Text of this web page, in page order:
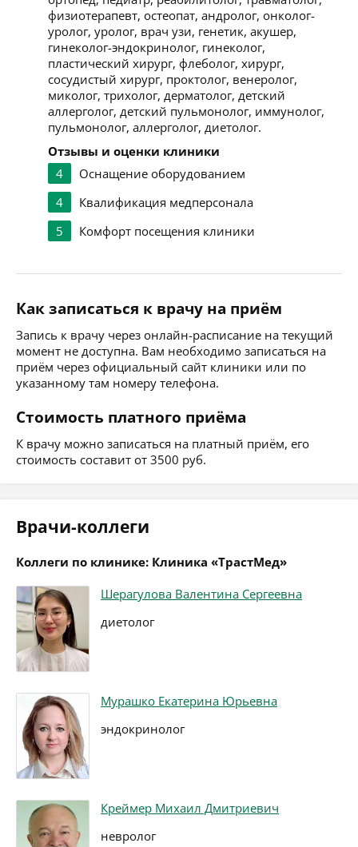
физиотерапевт, остеопат, андролог, онколог-
уролог, уролог, врач узи, генетик, акушер,
гинеколог-эндокринолог, гинеколог,
пластический хирург, флеболог, хирург,
сосудистый хирург, проктолог, венеролог,
миколог, трихолог, дерматолог, детский
аллерголог, детский пульмонолог, иммунолог,
пульмонолог, аллерголог, диетолог.
Отзывы и оценки клиники
4
Оснащение оборудованием
4
Квалификация медперсонала
5
Комфорт посещения клиники
Как записаться к врачу на приём
Запись к врачу через онлайн-расписание на текущий
момент не доступна. Вам необходимо записаться на
приём через официальный сайт клиники или по
указанному там номеру телефона.
Стоимость платного приёма
К врачу можно записаться на платный приём, его
стоимость составит от 3500 руб.
Врачи-коллеги
Коллеги по клинике: Клиника «ТрастМед»
Шерагулова Валентина Сергеевна
диетолог
Мурашко Екатерина Юрьевна
эндокринолог
Креймер Михаил Дмитриевич
невролог